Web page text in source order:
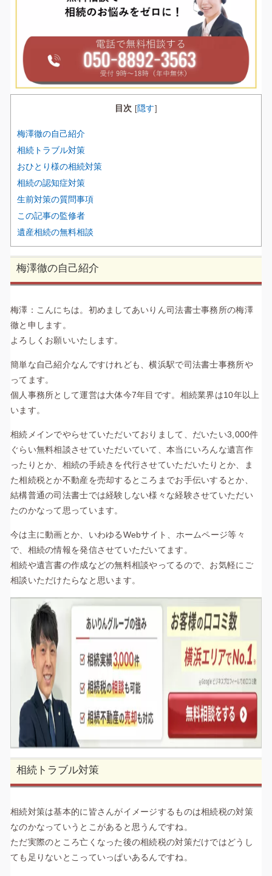
目次 [隠す]
梅澤徹の自己紹介
相続トラブル対策
おひとり様の相続対策
相続の認知症対策
生前対策の質問事項
この記事の監修者
遺産相続の無料相談
梅澤徹の自己紹介
梅澤：こんにちは。初めましてあいりん司法書士事務所の梅澤
徹と申します。
よろしくお願いいたします。
簡単な自己紹介なんですけれども、横浜駅で司法書士事務所や
ってます。
個人事務所として運営は大体今7年目です。相続業界は10年以上
います。
相続メインでやらせていただいておりまして、だいたい3,000件
ぐらい無料相談させていただいていて、本当にいろんな遺言作
ったりとか、相続の手続きを代行させていただいたりとか、ま
た相続税とか不動産を売却するところまでお手伝いするとか、
結構普通の司法書士では経験しない様々な経験させていただい
たのかなって思っています。
今は主に動画とか、いわゆるWebサイト、ホームページ等々
で、相続の情報を発信させていただいてます。
相続や遺言書の作成などの無料相談やってるので、お気軽にご
相談いただけたらなと思います。
相続トラブル対策
相続対策は基本的に皆さんがイメージするものは相続税の対策
なのかなっていうとこがあると思うんですね。
ただ実際のところ亡くなった後の相続税の対策だけではどうし
ても足りないとこっていっぱいあるんですね。